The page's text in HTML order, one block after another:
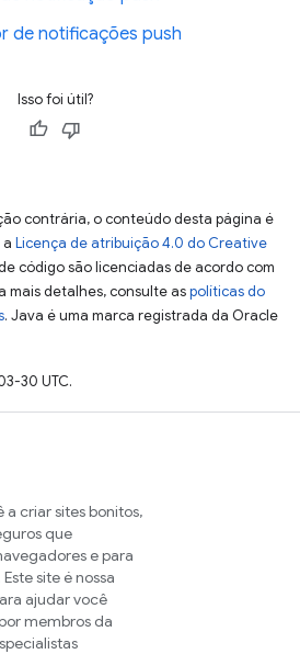
de notificações push
Isso foi útil?
contrária, o conteúdo desta página é
Licença de atribuição 4.0 do Creative
código são licenciadas de acordo com
mais detalhes, consulte aspolíticas do
. Java é uma marca registrada da Oracle
30 UTC.
criar sites bonitos,
que
e para
site é nossa
ajudar você
membros da